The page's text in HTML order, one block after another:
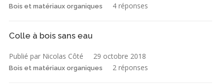
Bois et matériaux organiques 4 réponses
Colle à bois sans eau
Publié par Nicolas Côté 29 octobre 2018
Bois et matériaux organiques 2 réponses